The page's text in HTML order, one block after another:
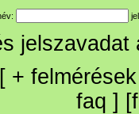
+ felmérések
faq ] [